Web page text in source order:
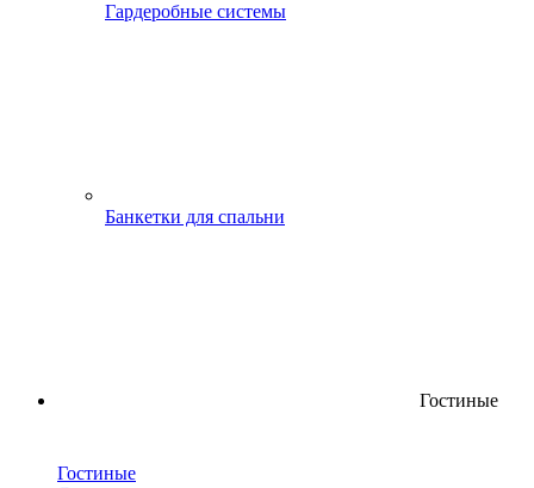
Гардеробные системы
Банкетки для спальни
Гостиные
Гостиные